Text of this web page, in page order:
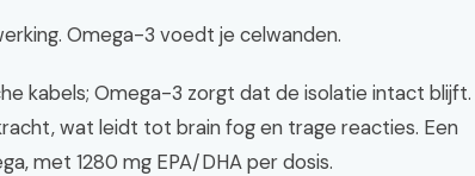
Omega-3 voedt je celwanden.
kabels; Omega-3 zorgt dat de isolatie intact blijft.
wat leidt tot brain fog en trage reacties. Een
met 1280 mg EPA/DHA per dosis.